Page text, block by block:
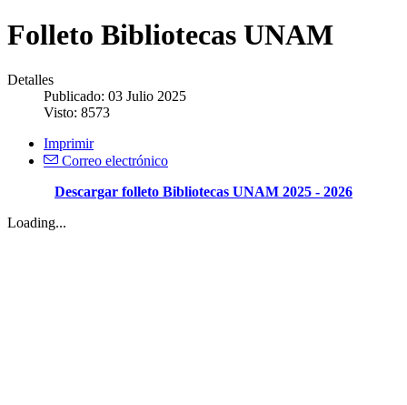
Folleto Bibliotecas UNAM
Detalles
Publicado: 03 Julio 2025
Visto: 8573
Imprimir
Correo electrónico
Descargar folleto Bibliotecas UNAM 2025 - 2026
Loading...